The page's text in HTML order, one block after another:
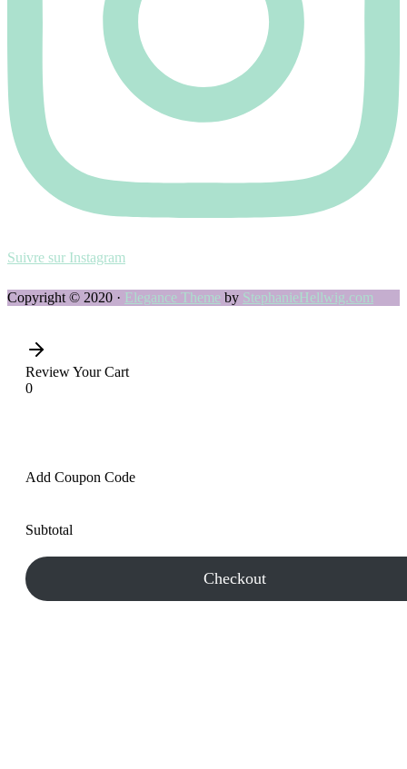
Suivre sur Instagram
Copyright © 2020 · Elegance Theme by StephanieHellwig.com
Review Your Cart
0
Add Coupon Code
Subtotal
Checkout